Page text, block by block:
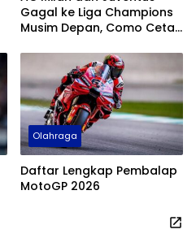
Gagal ke Liga Champions
Musim Depan, Como Cetak
Olahraga
Daftar Lengkap Pembalap
MotoGP 2026